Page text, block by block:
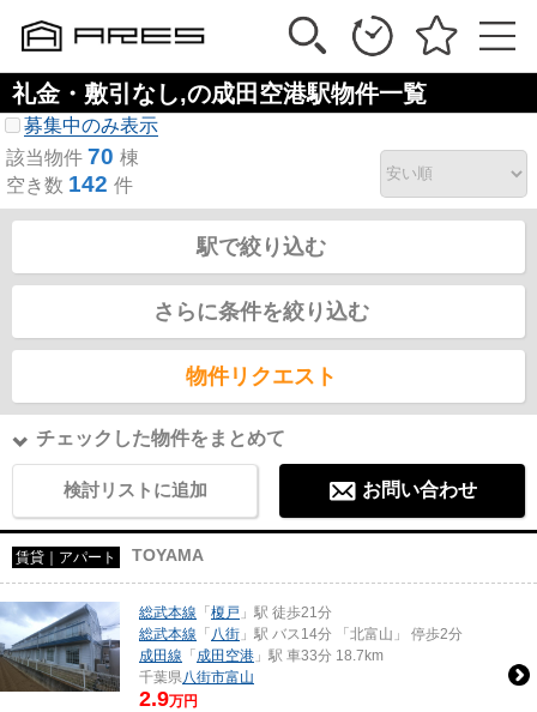
礼金・敷引なし,の成田空港駅物件一覧
募集中のみ表示
該当物件 70 棟
空き数 142 件
駅で絞り込む
さらに条件を絞り込む
物件リクエスト
チェックした物件をまとめて
検討リストに追加 お問い合わせ
賃貸｜アパート TOYAMA
総武本線 「榎戸 」駅 徒歩21分
総武本線 「 八街 」駅 バス14分 「北富山」 停歩2分
成田線 「成田空港 」駅 車33分 18.7km
千葉県 八街市富山
2.9万円